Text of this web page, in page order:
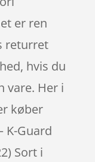
er ren
returret
hvis du
vare. Her i
køber
K-Guard
Sort i